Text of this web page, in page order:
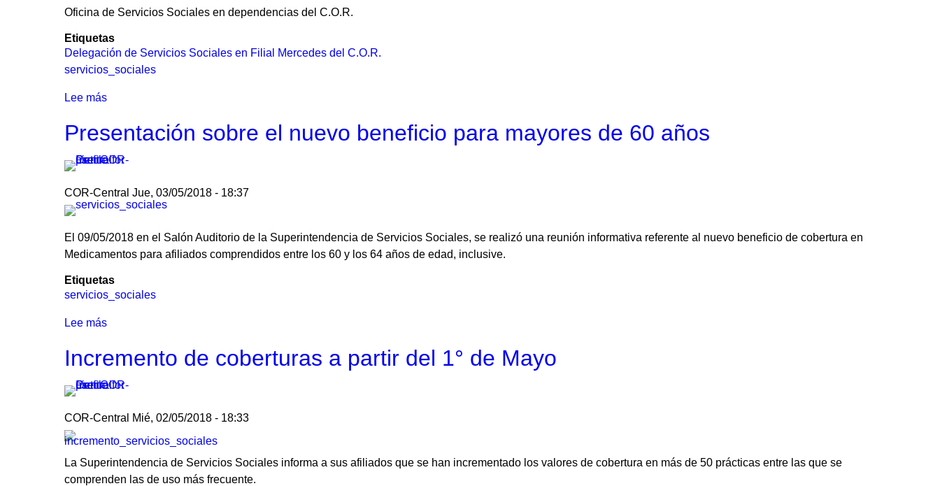
la
de
Servicios
Sociales
Oficina de Servicios Sociales en dependencias del C.O.R.
Etiquetas
Delegación de Servicios Sociales en Filial Mercedes del C.O.R.
servicios_sociales
Lee más
oficina
la
de
Sociales
Presentación sobre el nuevo beneficio para mayores de 60 años
COR-Central Jue, 03/05/2018 - 18:37
El 09/05/2018 en el Salón Auditorio de la Superintendencia de Servicios Sociales, se realizó una reunión informativa referente al nuevo beneficio de cobertura en
Medicamentos para afiliados comprendidos entre los 60 y los 64 años de edad, inclusive.
Etiquetas
servicios_sociales
Lee más
sobre
nuevo
para
mayores
de
60
Incremento de coberturas a partir del 1° de Mayo
COR-Central Mié, 02/05/2018 - 18:33
La Superintendencia de Servicios Sociales informa a sus afiliados que se han incrementado los valores de cobertura en más de 50 prácticas entre las que se
comprenden las de uso más frecuente.